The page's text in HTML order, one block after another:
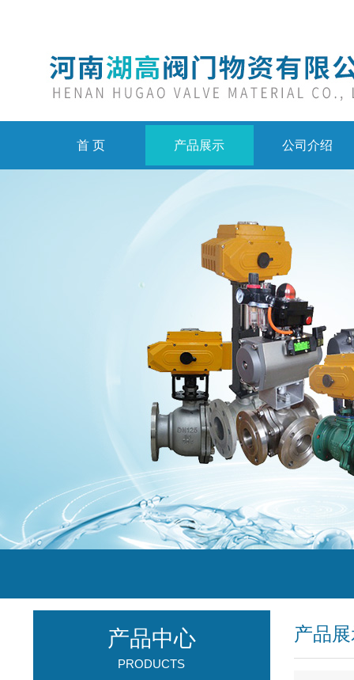
首 页 产品展示 公司介绍
产品
产品中心
PRODUCTS